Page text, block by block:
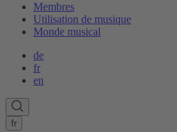
Membres
Utilisation de musique
Monde musical
de
fr
en
fr